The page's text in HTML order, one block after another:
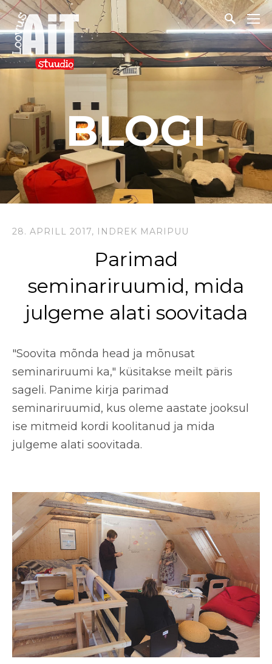
BLOGI
28. APRILL 2017, INDREK MARIPUU
Parimad
seminariruumid, mida
julgeme alati soovitada
"Soovita mõnda head ja mõnusat
seminariruumi ka," küsitakse meilt päris
sageli. Panime kirja parimad
seminariruumid, kus oleme aastate jooksul
ise mitmeid kordi koolitanud ja mida
julgeme alati soovitada.